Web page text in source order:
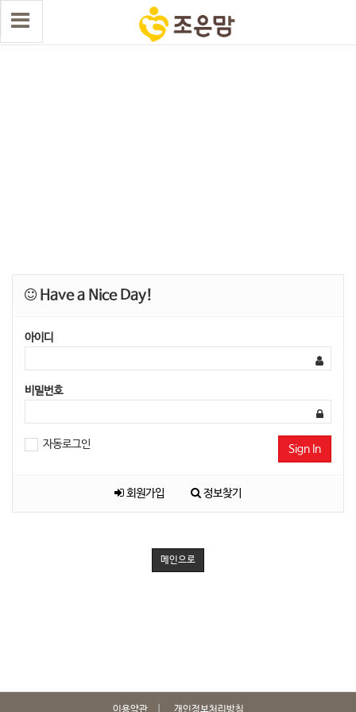
Have a Nice Day!
아이디
비밀번호
자동로그인 Sign In
회원가입 정보찾기
메인으로
이용약관 개인정보처리방침